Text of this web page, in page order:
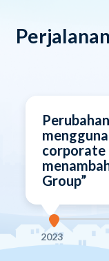
corporate
Group”
2023